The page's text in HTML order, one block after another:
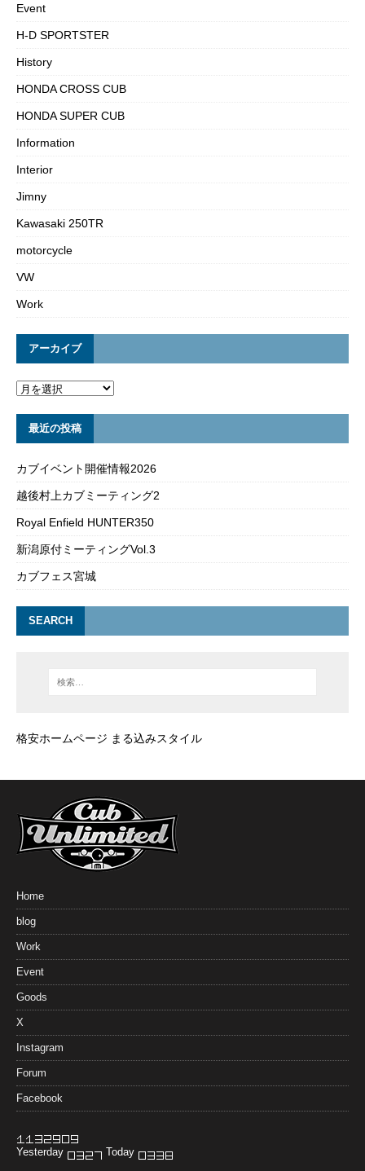
Event
H-D SPORTSTER
History
HONDA CROSS CUB
HONDA SUPER CUB
Information
Interior
Jimny
Kawasaki 250TR
motorcycle
VW
Work
アーカイブ
最近の投稿
カブイベント開催情報2026
越後村上カブミーティング2
Royal Enfield HUNTER350
新潟原付ミーティングVol.3
カブフェス宮城
SEARCH
格安ホームページ まる込みスタイル
Home
blog
Work
Event
Goods
X
Instagram
Forum
Facebook
Yesterday Today